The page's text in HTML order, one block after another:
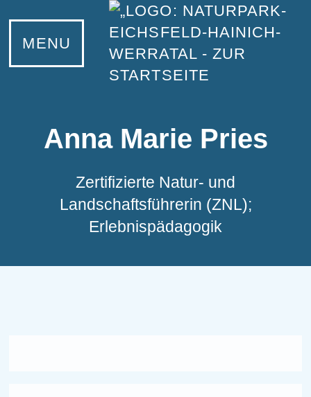
MENU
Anna Marie Pries
Zertifizierte Natur- und
Landschaftsführerin (ZNL);
Erlebnispädagogik
INFORMIEREN
Unser Naturpark
Werde Naturpark-Partner
Infomaterial und Downloads
UNSER NATURPARK
Eichsfeld
LERNEN
Bildungsangebote
KONTAKT
Ansprechpartner